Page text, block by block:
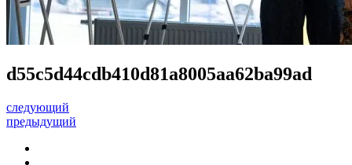
d55c5d44cdb410d81a8005aa62ba99ad
следующий
предыдущий